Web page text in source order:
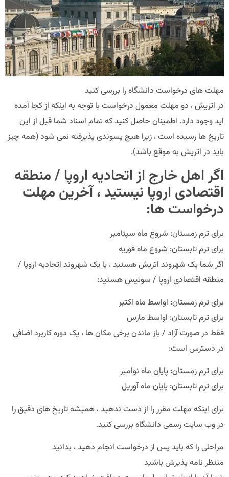
مهلت های درخواست دانشگاه را بررسی کنید
در اتریش ، دو مهلت معمول درخواست با توجه به اینکه از کجا آمده
اید وجود دارد. اطمینان حاصل کنید که تمام اسناد شما قبل از این
تاریخ ها رسیده است ، زیرا هیچ پسوندی پذیرفته نمی شود (همه چیز
باید در اتریش به موقع باشد).
اگر اهل خارج از اتحادیه اروپا / منطقه
اقتصادی اروپا نیستید ، آخرین مهلت
درخواست ها:
برای ترم زمستان: شروع ماه سپتامبر
برای ترم تابستان: شروع ماه فوریه
اگر شما یک شهروند اتریش هستید ، یا یک شهروند اتحادیه اروپا /
منطقه اقتصادی اروپا / سوئیس هستید:
برای ترم زمستان: اواسط ماه اکتبر
برای ترم تابستان: اواسط مارس
فقط در صورت آزاد / باز ماندن برخی مکان ها ، یک دوره کاربرد اضافی
در دسترس است:
برای ترم زمستان: پایان ماه نوامبر
برای ترم تابستان: پایان ماه آوریل
برای اینکه مهلت مقرر را از دست ندهید ، همیشه تاریخ های دقیق را
در وب سایت رسمی دانشگاه بررسی کنید.
مراحلی را که باید پس از درخواست انجام دهید ، بدانید
منتظر نامه پذیرش باشید